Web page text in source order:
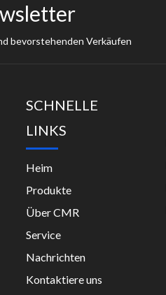
bevorstehenden Verkäufen
SCHNELLE
LINKS
Heim
Produkte
Über CMR
Service
Nachrichten
Kontaktiere uns